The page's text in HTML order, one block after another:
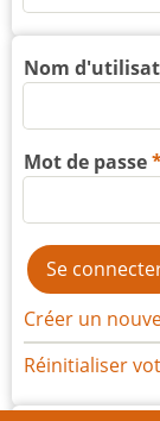
Nom
Mot de passe
Créer un
Réinitialiser